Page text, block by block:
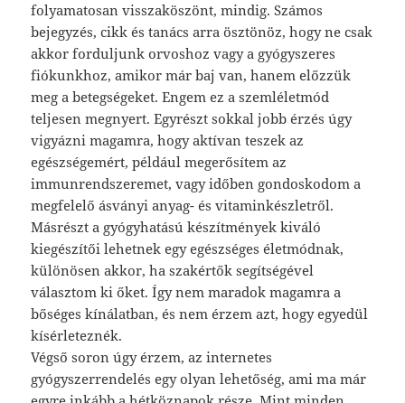
folyamatosan visszaköszönt, mindig. Számos
bejegyzés, cikk és tanács arra ösztönöz, hogy ne csak
akkor forduljunk orvoshoz vagy a gyógyszeres
fiókunkhoz, amikor már baj van, hanem előzzük
meg a betegségeket. Engem ez a szemléletmód
teljesen megnyert. Egyrészt sokkal jobb érzés úgy
vigyázni magamra, hogy aktívan teszek az
egészségemért, például megerősítem az
immunrendszeremet, vagy időben gondoskodom a
megfelelő ásványi anyag- és vitaminkészletről.
Másrészt a gyógyhatású készítmények kiváló
kiegészítői lehetnek egy egészséges életmódnak,
különösen akkor, ha szakértők segítségével
választom ki őket. Így nem maradok magamra a
bőséges kínálatban, és nem érzem azt, hogy egyedül
kísérleteznék.
Végső soron úgy érzem, az internetes
gyógyszerrendelés egy olyan lehetőség, ami ma már